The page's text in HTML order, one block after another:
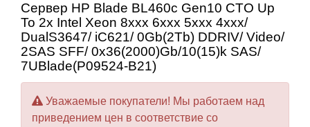
Сервер HP Blade BL460c Gen10 CTO Up
To 2x Intel Xeon 8xxx 6xxx 5xxx 4xxx/
DualS3647/ iC621/ 0Gb(2Tb) DDRIV/ Video/
2SAS SFF/ 0x36(2000)Gb/10(15)k SAS/
7UBlade(P09524-B21)
Уважаемые покупатели! Мы работаем над
приведением цен в соответствие со